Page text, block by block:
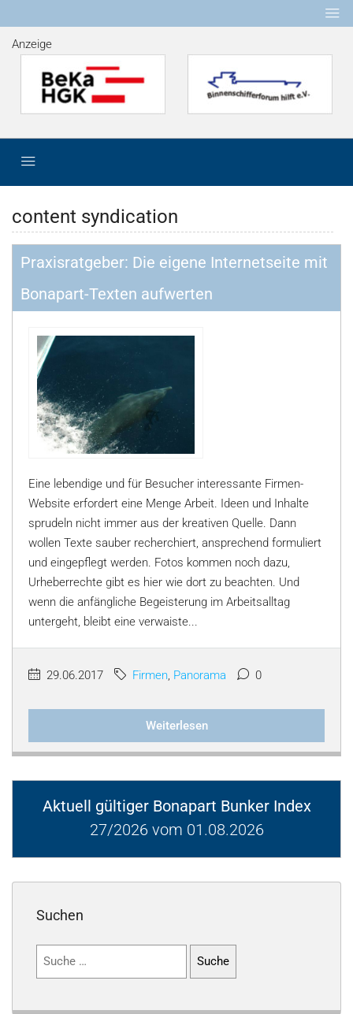
Anzeige
content syndication
Praxisratgeber: Die eigene Internetseite mit
Bonapart-Texten aufwerten
Eine lebendige und für Besucher interessante Firmen-
Website erfordert eine Menge Arbeit. Ideen und Inhalte
sprudeln nicht immer aus der kreativen Quelle. Dann
wollen Texte sauber recherchiert, ansprechend formuliert
und eingepflegt werden. Fotos kommen noch dazu,
Urheberrechte gibt es hier wie dort zu beachten. Und
wenn die anfängliche Begeisterung im Arbeitsalltag
untergeht, bleibt eine verwaiste...
29.06.2017 Firmen, Panorama 0
Weiterlesen
Aktuell gültiger Bonapart Bunker Index
27/2026 vom 01.08.2026
Suchen
Suchen